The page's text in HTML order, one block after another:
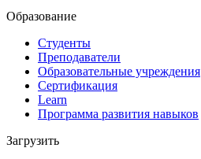
Образование
Студенты
Преподаватели
Образовательные учреждения
Сертификация
Learn
Программа развития навыков
Загрузить